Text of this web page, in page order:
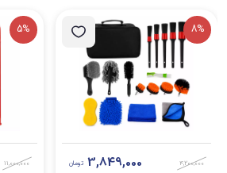
8%
4,200,000
3,849,000 تومان
5%
11,000,000